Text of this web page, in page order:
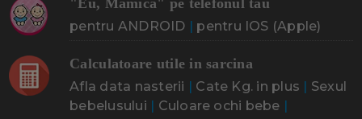
pentru ANDROID | pentru IOS (Apple)
Calculatoare utile in sarcina
Afla data nasterii | Cate Kg. in plus | Sexul
bebelusului | Culoare ochi bebe |